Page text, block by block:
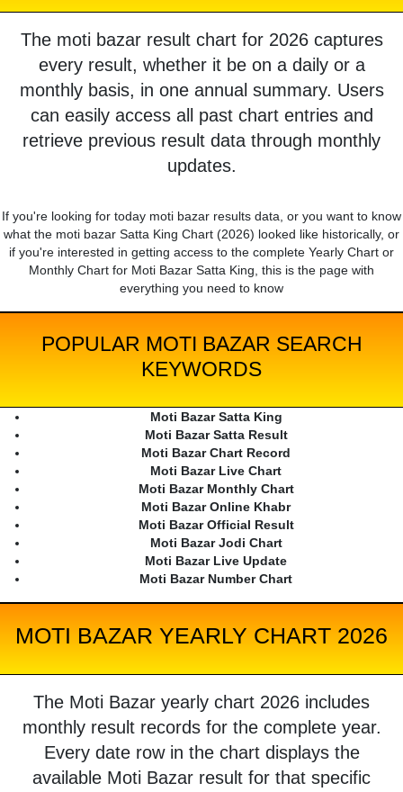
The moti bazar result chart for 2026 captures
every result, whether it be on a daily or a
monthly basis, in one annual summary. Users
can easily access all past chart entries and
retrieve previous result data through monthly
updates.
If you're looking for today moti bazar results data, or you want to know
what the moti bazar Satta King Chart (2026) looked like historically, or
if you're interested in getting access to the complete Yearly Chart or
Monthly Chart for Moti Bazar Satta King, this is the page with
everything you need to know
POPULAR MOTI BAZAR SEARCH
KEYWORDS
Moti Bazar Satta King
Moti Bazar Satta Result
Moti Bazar Chart Record
Moti Bazar Live Chart
Moti Bazar Monthly Chart
Moti Bazar Online Khabr
Moti Bazar Official Result
Moti Bazar Jodi Chart
Moti Bazar Live Update
Moti Bazar Number Chart
MOTI BAZAR YEARLY CHART 2026
The Moti Bazar yearly chart 2026 includes
monthly result records for the complete year.
Every date row in the chart displays the
available Moti Bazar result for that specific